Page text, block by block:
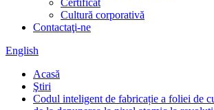
Certificat
Cultură corporativă
Contactaţi-ne
English
Acasă
Ştiri
Codul inteligent de fabricație a foliei de